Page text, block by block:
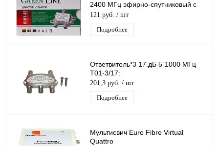
2400 МГц эфирно-спутниковый с
проходом питания 1х2
121 руб. / шт
Подробнее
Ответвитель*3 17.дБ 5-1000 МГц
T01-3/17:
201,3 руб. / шт
Подробнее
Мультисвич Euro Fibre Virtual
Quattro